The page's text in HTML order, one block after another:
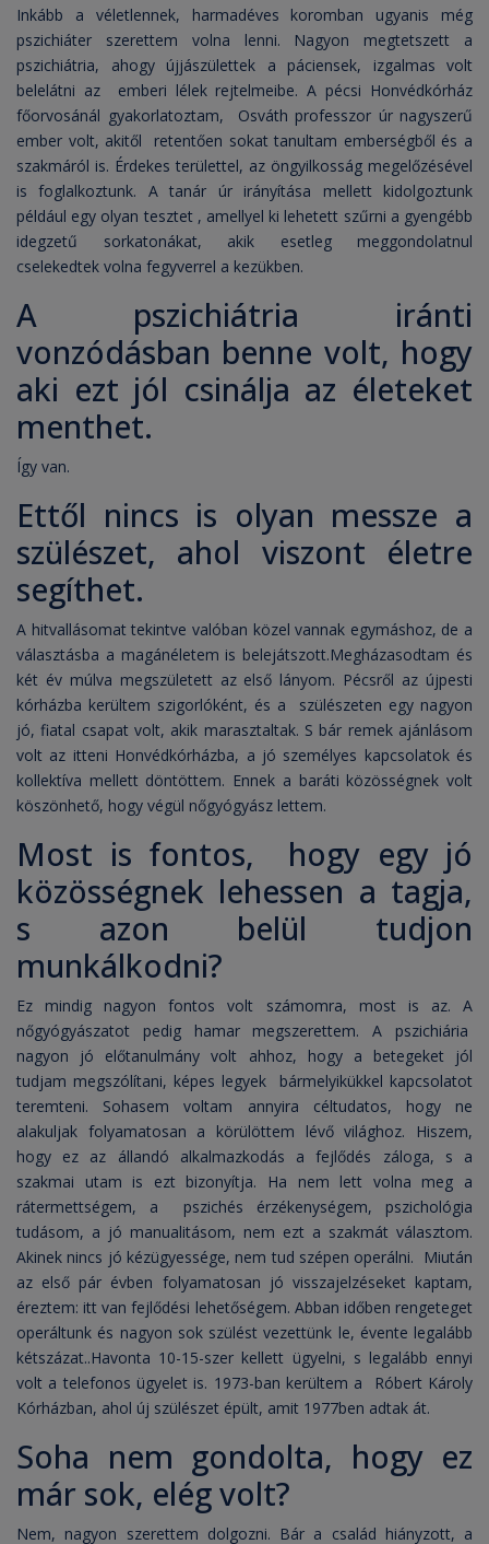
Inkább a véletlennek, harmadéves koromban ugyanis még
pszichiáter szerettem volna lenni. Nagyon megtetszett a
pszichiátria, ahogy újjászülettek a páciensek, izgalmas volt
belelátni az emberi lélek rejtelmeibe. A pécsi Honvédkórház
főorvosánál gyakorlatoztam, Osváth professzor úr nagyszerű
ember volt, akitől retentően sokat tanultam emberségből és a
szakmáról is. Érdekes területtel, az öngyilkosság megelőzésével
is foglalkoztunk. A tanár úr irányítása mellett kidolgoztunk
például egy olyan tesztet , amellyel ki lehetett szűrni a gyengébb
idegzetű sorkatonákat, akik esetleg meggondolatnul
cselekedtek volna fegyverrel a kezükben.
A pszichiátria iránti
vonzódásban benne volt, hogy
aki ezt jól csinálja az életeket
menthet.
Így van.
Ettől nincs is olyan messze a
szülészet, ahol viszont életre
segíthet.
A hitvallásomat tekintve valóban közel vannak egymáshoz, de a
választásba a magánéletem is belejátszott.Megházasodtam és
két év múlva megszületett az első lányom. Pécsről az újpesti
kórházba kerültem szigorlóként, és a szülészeten egy nagyon
jó, fiatal csapat volt, akik marasztaltak. S bár remek ajánlásom
volt az itteni Honvédkórházba, a jó személyes kapcsolatok és
kollektíva mellett döntöttem. Ennek a baráti közösségnek volt
köszönhető, hogy végül nőgyógyász lettem.
Most is fontos, hogy egy jó
közösségnek lehessen a tagja,
s azon belül tudjon
munkálkodni?
Ez mindig nagyon fontos volt számomra, most is az. A
nőgyógyászatot pedig hamar megszerettem. A pszichiária
nagyon jó előtanulmány volt ahhoz, hogy a betegeket jól
tudjam megszólítani, képes legyek bármelyikükkel kapcsolatot
teremteni. Sohasem voltam annyira céltudatos, hogy ne
alakuljak folyamatosan a körülöttem lévő világhoz. Hiszem,
hogy ez az állandó alkalmazkodás a fejlődés záloga, s a
szakmai utam is ezt bizonyítja. Ha nem lett volna meg a
rátermettségem, a pszichés érzékenységem, pszichológia
tudásom, a jó manualitásom, nem ezt a szakmát választom.
Akinek nincs jó kézügyessége, nem tud szépen operálni. Miután
az első pár évben folyamatosan jó visszajelzéseket kaptam,
éreztem: itt van fejlődési lehetőségem. Abban időben rengeteget
operáltunk és nagyon sok szülést vezettünk le, évente legalább
kétszázat..Havonta 10-15-szer kellett ügyelni, s legalább ennyi
volt a telefonos ügyelet is. 1973-ban kerültem a Róbert Károly
Kórházban, ahol új szülészet épült, amit 1977ben adtak át.
Soha nem gondolta, hogy ez
már sok, elég volt?
Nem, nagyon szerettem dolgozni. Bár a család hiányzott, a